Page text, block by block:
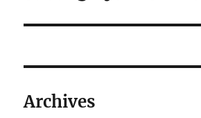
Archives